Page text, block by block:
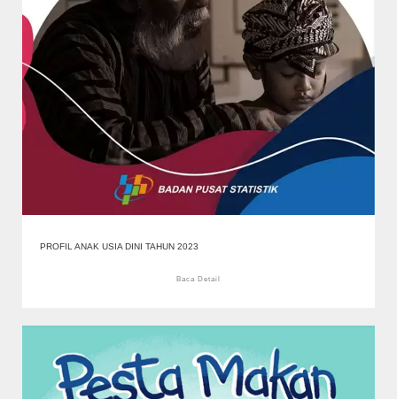
PROFIL ANAK USIA DINI TAHUN 2023
Baca Detail